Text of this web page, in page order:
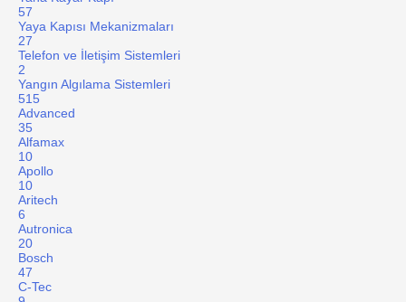
57
Yaya Kapısı Mekanizmaları
27
Telefon ve İletişim Sistemleri
2
Yangın Algılama Sistemleri
515
Advanced
35
Alfamax
10
Apollo
10
Aritech
6
Autronica
20
Bosch
47
C-Tec